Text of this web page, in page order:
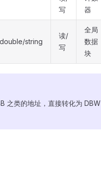
写
器
string
读/
写
全局
数据
块
之类的地址，直接转化为